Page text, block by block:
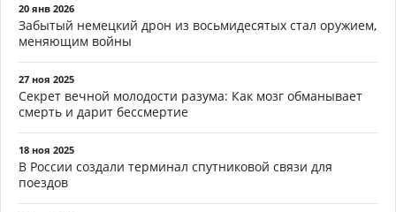
20 янв 2026
Забытый немецкий дрон из восьмидесятых стал оружием,
меняющим войны
27 ноя 2025
Секрет вечной молодости разума: Как мозг обманывает
смерть и дарит бессмертие
18 ноя 2025
В России создали терминал спутниковой связи для
поездов